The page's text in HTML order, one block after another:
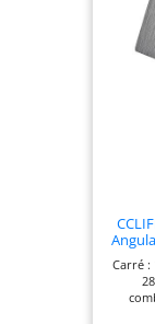
Carré :